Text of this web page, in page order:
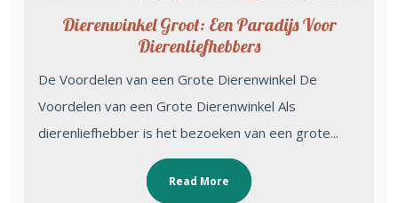
Dierenwinkel Groot: Een Paradijs Voor
Dierenliefhebbers
De Voordelen van een Grote Dierenwinkel De
Voordelen van een Grote Dierenwinkel Als
dierenliefhebber is het bezoeken van een grote...
Read More